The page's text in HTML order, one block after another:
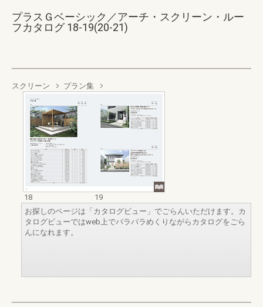
プラスＧベーシック／アーチ・スクリーン・ルー
フカタログ 18-19(20-21)
スクリーン プラン集
18
19
お探しのページは「カタログビュー」でごらんいただけます。カ
タログビューではweb上でパラパラめくりながらカタログをごら
んになれます。